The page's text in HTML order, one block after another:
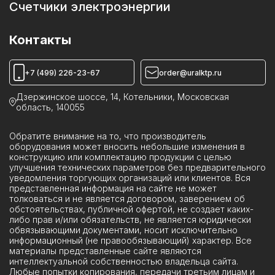
Катушки к выключателям, приводам
Камеры КСО
Камеры ИКВН
Реклоузеры ПСС
Ячейки ЯКНО
Счетчики электроэнергии
Контакты
+7 (499) 226-23-67 order@uralktp.ru
Дзержинское шоссе, 14, Котельники, Московская
область, 140055
Обратите внимание на то, что производитель
оборудования может вносить небольшие изменения в
конструкцию или комплектацию продукции с целью
улучшения технических параметров без предварительного
уведомления торгующих организаций или клиентов. Вся
представленная информация на сайте не может
толковаться и не является договором, заверением об
обстоятельствах, публичной офертой, не создает каких-
либо прав и/или обязательств, не является юридически
обвязывающими документами, носит исключительно
информационный (не правообязывающий) характер. Все
материалы представленные сайте являются
интеллектуальной собственностью владельца сайта.
Любые попытки копирования, передачи третьим лицам и